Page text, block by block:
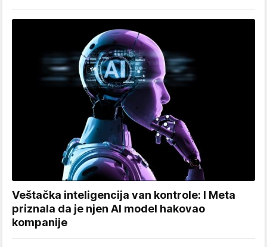
Veštačka inteligencija van kontrole: I Meta
priznala da je njen AI model hakovao
kompanije